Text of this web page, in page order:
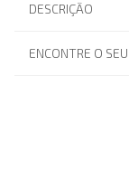
DESCRIÇÃO
ENCONTRE O